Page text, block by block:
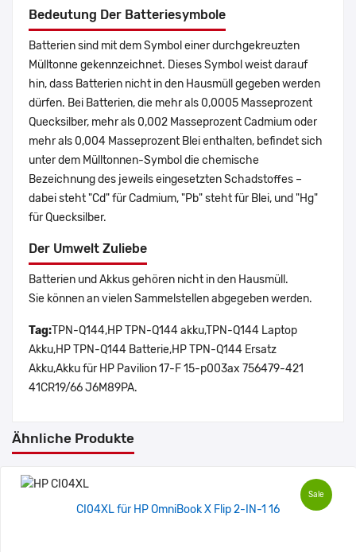
Bedeutung Der Batteriesymbole
Batterien sind mit dem Symbol einer durchgekreuzten
Mülltonne gekennzeichnet. Dieses Symbol weist darauf
hin, dass Batterien nicht in den Hausmüll gegeben werden
dürfen. Bei Batterien, die mehr als 0,0005 Masseprozent
Quecksilber, mehr als 0,002 Masseprozent Cadmium oder
mehr als 0,004 Masseprozent Blei enthalten, befindet sich
unter dem Mülltonnen-Symbol die chemische
Bezeichnung des jeweils eingesetzten Schadstoffes –
dabei steht "Cd" für Cadmium, "Pb" steht für Blei, und "Hg"
für Quecksilber.
Der Umwelt Zuliebe
Batterien und Akkus gehören nicht in den Hausmüll.
Sie können an vielen Sammelstellen abgegeben werden.
Tag:TPN-Q144,HP TPN-Q144 akku,TPN-Q144 Laptop
Akku,HP TPN-Q144 Batterie,HP TPN-Q144 Ersatz
Akku,Akku für HP Pavilion 17-F 15-p003ax 756479-421
41CR19/66 J6M89PA.
Ähnliche Produkte
Sale
CI04XL für HP OmniBook X Flip 2-IN-1 16